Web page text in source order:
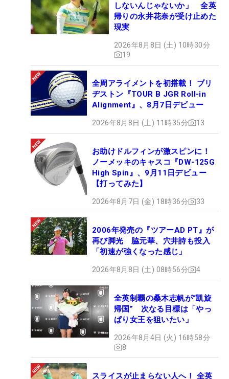
しないんじゃないか」 全英
帰りの永井花奈が受け止めた
現実
2026年8月8日 (土) 10時30分
19
全周アライメントを初搭載！ ブリ
ヂストン『TOUR B JGR Roll-in
Alignment』、8月7日デビュー
2026年8月8日 (土) 11時35分 13
お助けドルフィンが激スピンに！
ノーメッキのキャスコ『DW-125G
High Spin』、9月11日デビュー
【打ってみた】
2026年8月7日 (金) 18時36分 33
2006年発売の『ツアーAD PT』が
再び脚光 脇元華、穴井詩も投入
「初速が強くなった感じ」
2026年8月8日 (土) 08時56分 4
全英制覇の桑木志帆が“凱旋
帰国” 次なる目標は「やっ
ぱり女王を狙いたい」
2026年8月4日 (火) 16時58分
8
スライスが止まらない人へ！ 全英